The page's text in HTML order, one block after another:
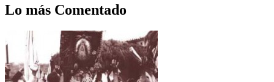
Lo más Comentado